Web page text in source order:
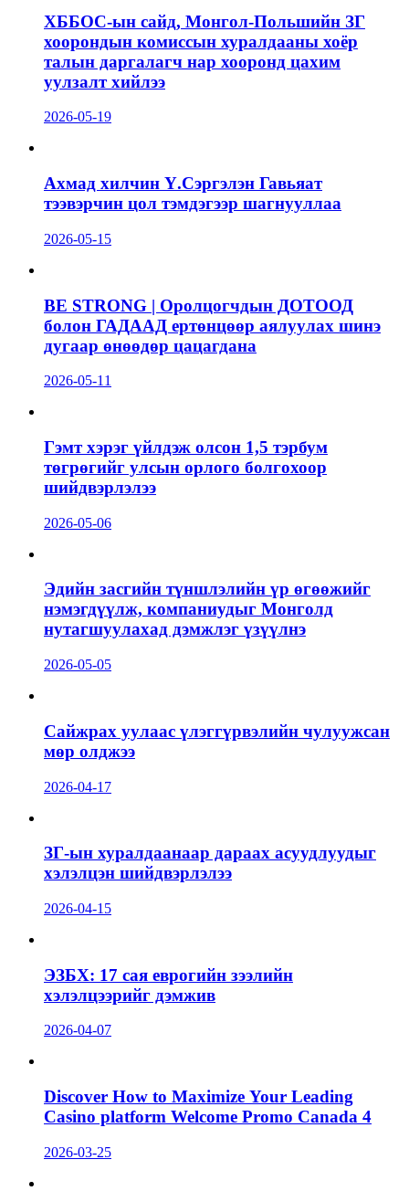
ХББОС-ын сайд, Монгол-Польшийн ЗГ
хоорондын комиссын хуралдааны хоёр
талын даргалагч нар хооронд цахим
уулзалт хийлээ
2026-05-19
Ахмад хилчин Ү.Сэргэлэн Гавьяат
тээвэрчин цол тэмдэгээр шагнууллаа
2026-05-15
BE STRONG | Оролцогчдын ДОТООД
болон ГАДААД ертөнцөөр аялуулах шинэ
дугаар өнөөдөр цацагдана
2026-05-11
Гэмт хэрэг үйлдэж олсон 1,5 тэрбум
төгрөгийг улсын орлого болгохоор
шийдвэрлэлээ
2026-05-06
Эдийн засгийн түншлэлийн үр өгөөжийг
нэмэгдүүлж, компаниудыг Монголд
нутагшуулахад дэмжлэг үзүүлнэ
2026-05-05
Сайжрах уулаас үлэггүрвэлийн чулуужсан
мөр олджээ
2026-04-17
ЗГ-ын хуралдаанаар дараах асуудлуудыг
хэлэлцэн шийдвэрлэлээ
2026-04-15
ЭЗБХ: 17 сая еврогийн зээлийн
хэлэлцээрийг дэмжив
2026-04-07
Discover How to Maximize Your Leading
Casino platform Welcome Promo Canada 4
2026-03-25